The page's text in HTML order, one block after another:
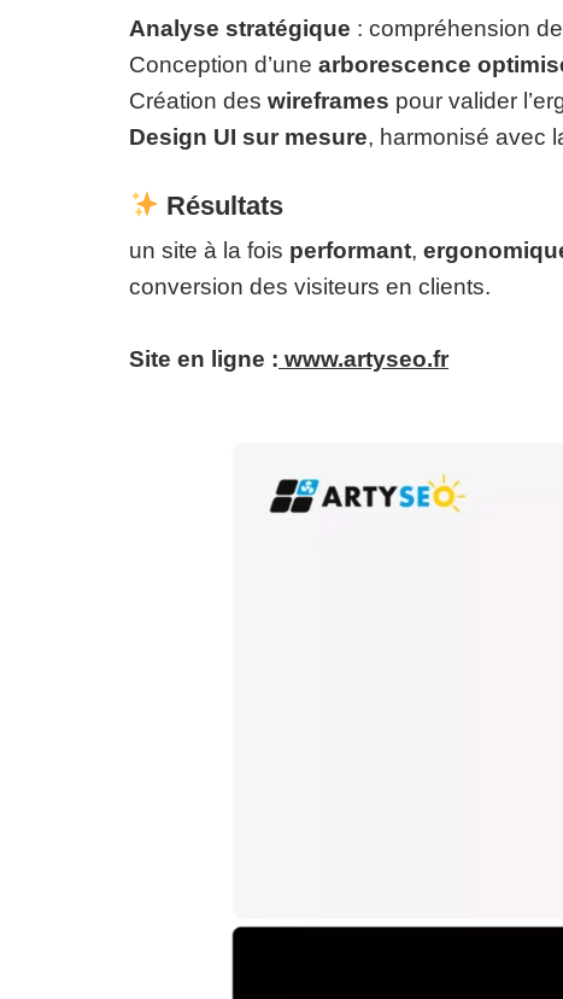
Analyse stratégique : compréhension
Conception d’une arborescence
Création des wireframes pour valider
Design UI sur mesure, harmonisé avec
Résultats
un site à la fois performant,
conversion des visiteurs en clients.
Site en ligne : www.artyseo.fr